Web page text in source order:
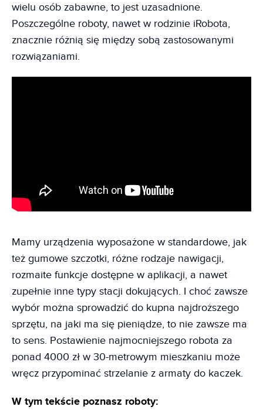
wielu osób zabawne, to jest uzasadnione.
Poszczególne roboty, nawet w rodzinie iRobota,
znacznie różnią się między sobą zastosowanymi
rozwiązaniami.
Mamy urządzenia wyposażone w standardowe, jak
też gumowe szczotki, różne rodzaje nawigacji,
rozmaite funkcje dostępne w aplikacji, a nawet
zupełnie inne typy stacji dokujących. I choć zawsze
wybór można sprowadzić do kupna najdroższego
sprzętu, na jaki ma się pieniądze, to nie zawsze ma
to sens. Postawienie najmocniejszego robota za
ponad 4000 zł w 30-metrowym mieszkaniu może
wręcz przypominać strzelanie z armaty do kaczek.
W tym tekście poznasz roboty: